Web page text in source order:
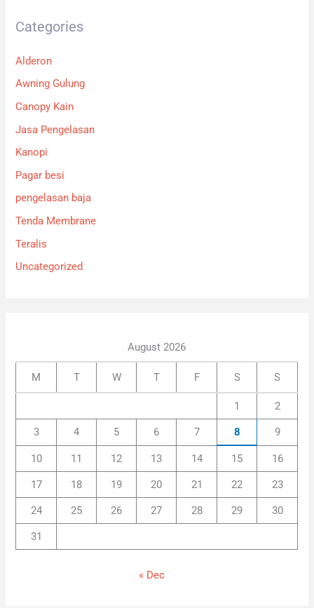
Categories
Alderon
Awning Gulung
Canopy Kain
Jasa Pengelasan
Kanopi
Pagar besi
pengelasan baja
Tenda Membrane
Teralis
Uncategorized
August 2026
M T W T F S S
1 2
3 4 5 6 7 8 9
10 11 12 13 14 15 16
17 18 19 20 21 22 23
24 25 26 27 28 29 30
31
« Dec